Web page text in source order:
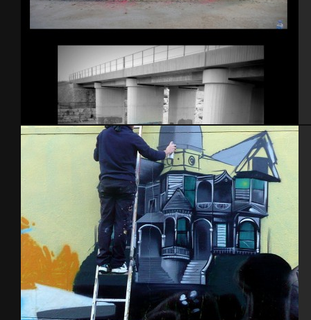
Israel – pont Ashdod 2014